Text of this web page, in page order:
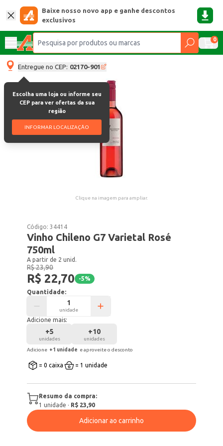
Baixe nosso novo app e ganhe descontos
exclusivos
0
Entregue no CEP: 02170-901
Escolha uma loja ou informe seu
CEP para ver ofertas da sua
região
INFORMAR LOCALIZAÇÃO
Clique na imagem para ampliar.
Código:34414
Vinho Chileno G7 Varietal Rosé
750ml
A partir de 2 unid.
R$ 23,90
R$ 22,70 -5%
Quantidade:
unidade
Adicione mais:
+5
unidades
+10
unidades
Adicione +1 unidade e aproveite o desconto
= 0 caixa = 1 unidade
Resumo da compra:
1 unidade · R$ 23,90
Adicionar ao carrinho